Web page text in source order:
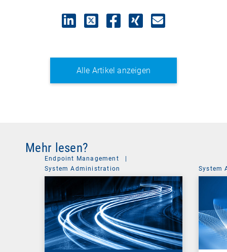
Alle Artikel anzeigen
Mehr lesen?
Endpoint Management
|
System Administration
System